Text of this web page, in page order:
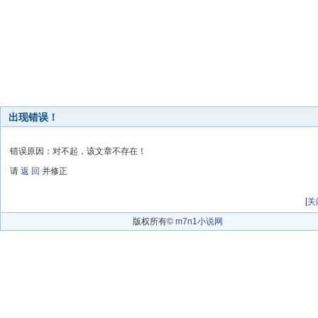
出现错误！
错误原因：对不起，该文章不存在！
请 返 回 并修正
[关
版权所有© m7n1小说网